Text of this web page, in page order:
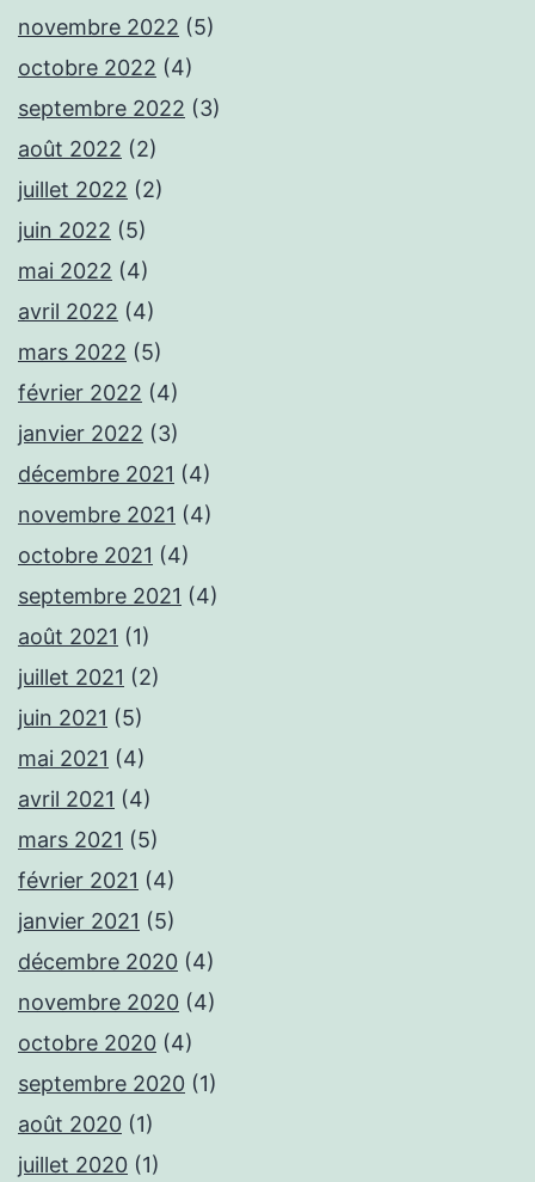
novembre 2022 (5)
octobre 2022 (4)
septembre 2022 (3)
août 2022 (2)
juillet 2022 (2)
juin 2022 (5)
mai 2022 (4)
avril 2022 (4)
mars 2022 (5)
février 2022 (4)
janvier 2022 (3)
décembre 2021 (4)
novembre 2021 (4)
octobre 2021 (4)
septembre 2021 (4)
août 2021 (1)
juillet 2021 (2)
juin 2021 (5)
mai 2021 (4)
avril 2021 (4)
mars 2021 (5)
février 2021 (4)
janvier 2021 (5)
décembre 2020 (4)
novembre 2020 (4)
octobre 2020 (4)
septembre 2020 (1)
août 2020 (1)
juillet 2020 (1)